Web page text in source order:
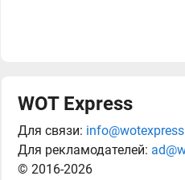
WOT Express
Для связи:
Для рекламодателей:
© 2016-2026